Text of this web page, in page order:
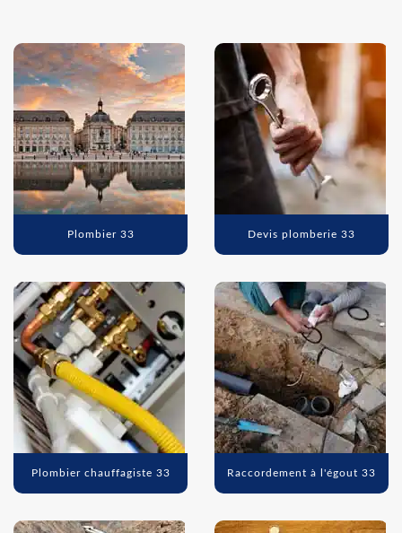
Plombier 33 Devis plomberie 33
Plombier chauffagiste 33 Raccordement à l'égout 33